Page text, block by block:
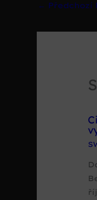
← Předchozí